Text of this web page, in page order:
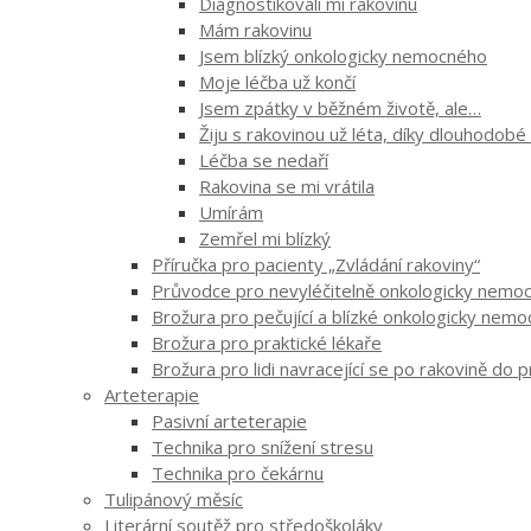
Mám rakovinu
Jsem blízký onkologicky nemocného
Moje léčba už končí
Jsem zpátky v běžném životě, ale…
Žiju s rakovinou už léta, díky dlouhodobé
Léčba se nedaří
Rakovina se mi vrátila
Umírám
Zemřel mi blízký
Příručka pro pacienty „Zvládání rakoviny“
Průvodce pro nevyléčitelně onkologicky
Brožura pro pečující a blízké onkologicky
Brožura pro praktické lékaře
Brožura pro lidi navracející se po rakovině do
Arteterapie
Pasivní arteterapie
Technika pro snížení stresu
Technika pro čekárnu
Tulipánový měsíc
Literární soutěž pro středoškoláky